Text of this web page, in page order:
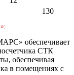
130
обеспечивает
СТК
обеспечивая
в помещениях с